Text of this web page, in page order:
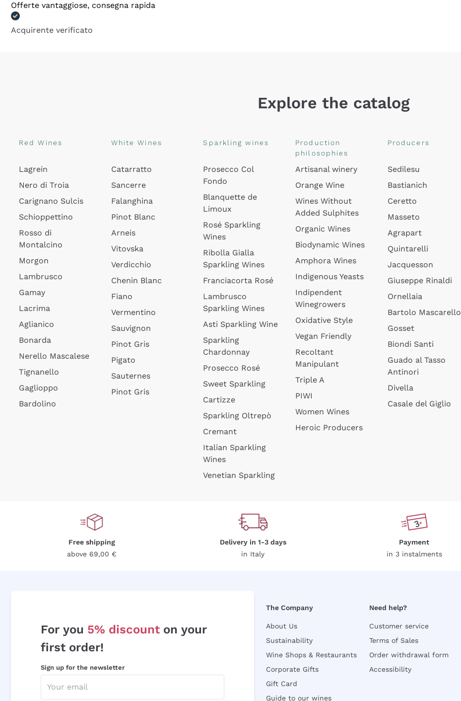
Offerte vantaggiose, consegna rapida
Acquirente verificato
Explore the catalog
Red Wines
Lagrein
Nero di Troia
Carignano Sulcis
Schioppettino
Rosso di
Montalcino
Morgon
Lambrusco
Gamay
Lacrima
Aglianico
Bonarda
Nerello Mascalese
Tignanello
Gaglioppo
Bardolino
White Wines
Catarratto
Sancerre
Falanghina
Pinot Blanc
Arneis
Vitovska
Verdicchio
Chenin Blanc
Fiano
Vermentino
Sauvignon
Pinot Gris
Pigato
Sauternes
Pinot Gris
Sparkling wines
Prosecco Col
Fondo
Blanquette de
Limoux
Rosé Sparkling
Wines
Ribolla Gialla
Sparkling Wines
Franciacorta Rosé
Lambrusco
Sparkling Wines
Asti Sparkling Wine
Sparkling
Chardonnay
Prosecco Rosé
Sweet Sparkling
Cartizze
Sparkling Oltrepò
Cremant
Italian Sparkling
Wines
Venetian Sparkling
Production
philosophies
Artisanal winery
Orange Wine
Wines Without
Added Sulphites
Organic Wines
Biodynamic Wines
Amphora Wines
Indigenous Yeasts
Indipendent
Winegrowers
Oxidative Style
Vegan Friendly
Recoltant
Manipulant
Triple A
PIWI
Women Wines
Heroic Producers
Producers
Sedilesu
Bastianich
Ceretto
Masseto
Agrapart
Quintarelli
Jacquesson
Giuseppe Rinaldi
Ornellaia
Bartolo Mascarello
Gosset
Biondi Santi
Guado al Tasso
Antinori
Divella
Casale del Giglio
Free shipping
above 69,00 €
Delivery in 1-3 days
in Italy
Payment
in 3 instalments
For you 5% discount on your
first order!
Sign up for the newsletter
The Company
About Us
Sustainability
Wine Shops & Restaurants
Corporate Gifts
Gift Card
Guide to our wines
Need help?
Customer service
Terms of Sales
Order withdrawal form
Accessibility